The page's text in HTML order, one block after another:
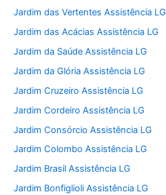
Jardim das Vertentes Assistência LG
Jardim das Acácias Assistência LG
Jardim da Saúde Assistência LG
Jardim da Glória Assistência LG
Jardim Cruzeiro Assistência LG
Jardim Cordeiro Assistência LG
Jardim Consórcio Assistência LG
Jardim Colombo Assistência LG
Jardim Brasil Assistência LG
Jardim Bonfiglioli Assistência LG